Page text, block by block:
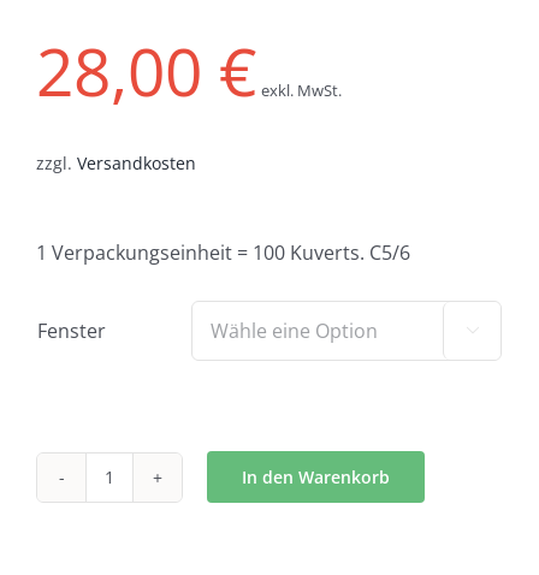
28,00 € exkl. MwSt.
zzgl. Versandkosten
1 Verpackungseinheit = 100 Kuverts. C5/6
Fenster 
Kuvert
In den Warenkorb